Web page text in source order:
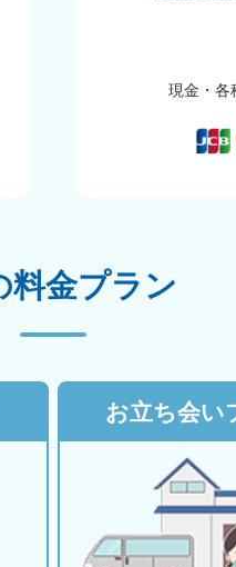
現金・各
料金プラン
お立ち会い